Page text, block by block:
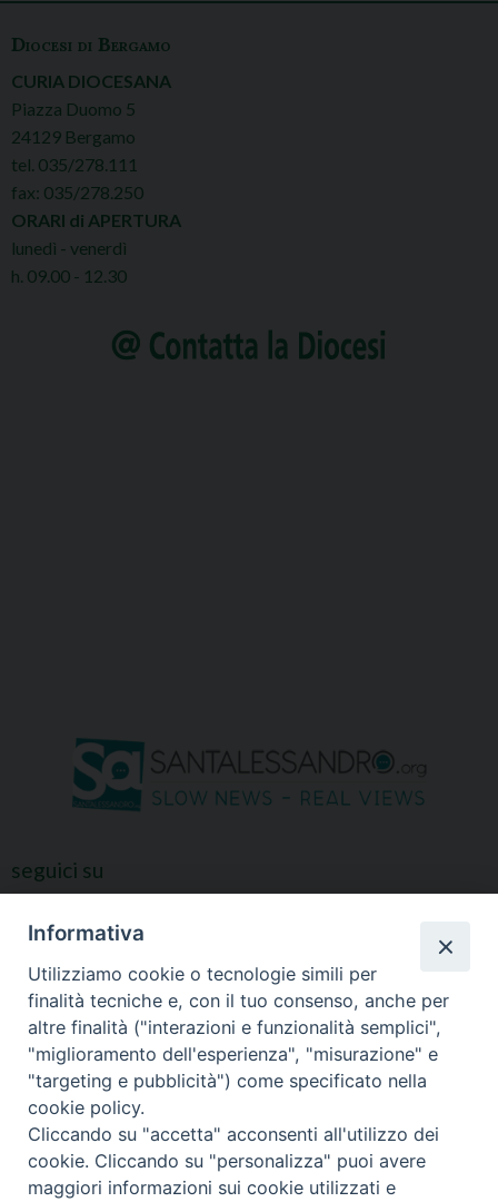
Diocesi di Bergamo
CURIA DIOCESANA
Piazza Duomo 5
24129 Bergamo
tel. 035/278.111
fax: 035/278.250
ORARI di APERTURA
lunedì - venerdì
h. 09.00 - 12.30
seguici su
Informativa
Utilizziamo cookie o tecnologie simili per
finalità tecniche e, con il tuo consenso, anche per
altre finalità ("interazioni e funzionalità semplici",
"miglioramento dell'esperienza", "misurazione" e
"targeting e pubblicità") come specificato nella
cookie policy.
Cliccando su "accetta" acconsenti all'utilizzo dei
cookie. Cliccando su "personalizza" puoi avere
maggiori informazioni sui cookie utilizzati e